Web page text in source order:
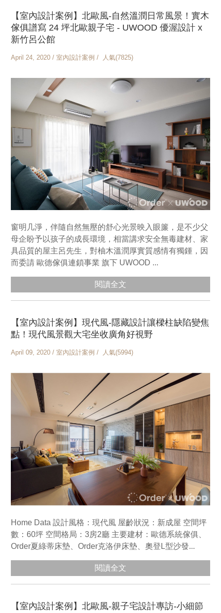
【室內設計案例】北歐風-自然溫潤日常風景！實木
傢俱譜寫 24 坪北歐親子宅 - UWOOD 優渥設計 x
新竹呂公館
April 24, 2020 / 室內設計案例 / 人氣(7825)
窗明几淨，伴隨自然無壓的舒心光景映入眼簾，是不少父
母企盼予以孩子的成長環境，相當講求安全無毒建材、家
具品質的屋主呂先生，對柚木溫潤厚實質感情有獨鍾，因
而委請 歐德傢俱連鎖事業 旗下 UWOOD ...
閱讀全文
【室內設計案例】現代風-隱藏設計讓樑柱缺陷變焦
點！現代風景觀大宅坐收廣角好視野
April 09, 2020 / 室內設計案例 / 人氣(5994)
Home Data 設計風格：現代風 屋齡狀況：新成屋 空間坪
數：60坪 空間格局：3房2廳 主要建材：歐德系統傢俱、
Order夏綠蒂床墊、Order克洛伊床墊、奧登L型沙發...
閱讀全文
【室內設計案例】北歐風-親子宅設計專訪-小細節